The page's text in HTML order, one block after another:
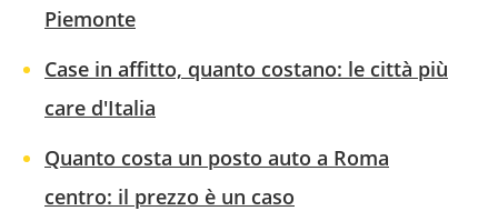
Piemonte
Case in affitto, quanto costano: le città più
care d'Italia
Quanto costa un posto auto a Roma
centro: il prezzo è un caso